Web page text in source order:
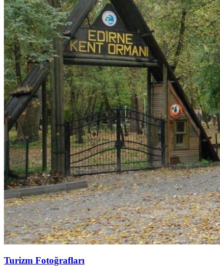
Turizm Fotoğrafları